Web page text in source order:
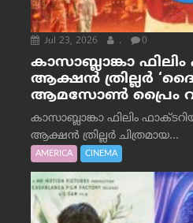
Jul 23, 2026 . 0
കാസാബ്ലാങ്കാ
ആക്ഷൻ ത്രില്ലർ
ആമസോൺ പ്രൈം
കാസാബ്ലാങ്കാ ഫിലിം
ആക്ഷൻ ത്രില്ലർ ചിത്രമായ...
AMERICA CINEMA